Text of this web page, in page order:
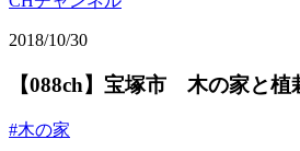
2018/10/30
【088ch】宝塚市 木の家と植
#木の家